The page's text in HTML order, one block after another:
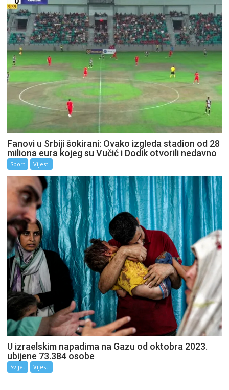
Fanovi u Srbiji šokirani: Ovako izgleda stadion od 28
miliona eura kojeg su Vučić i Dodik otvorili nedavno
Sport Vijesti
U izraelskim napadima na Gazu od oktobra 2023.
ubijene 73.384 osobe
Svijet Vijesti